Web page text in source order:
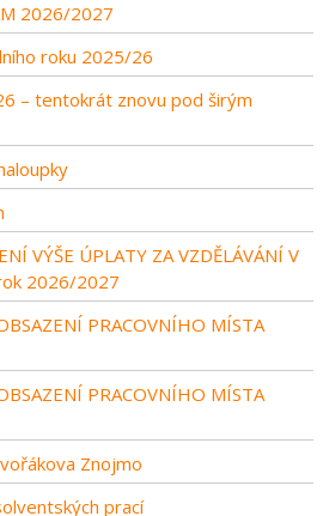
2026/2027
roku 2025/26
– tentokrát znovu pod širým
VÝŠE ÚPLATY ZA VZDĚLÁVÁNÍ V
2026/2027
PRACOVNÍHO MÍSTA
PRACOVNÍHO MÍSTA
Znojmo
prací